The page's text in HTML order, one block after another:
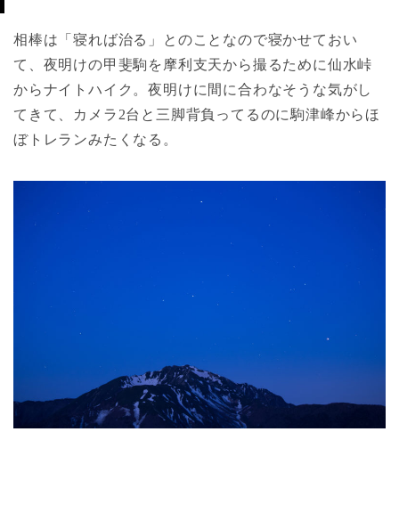
相棒は「寝れば治る」とのことなので寝かせておい
て、夜明けの甲斐駒を摩利支天から撮るために仙水峠
からナイトハイク。夜明けに間に合わなそうな気がし
てきて、カメラ2台と三脚背負ってるのに駒津峰からほ
ぼトレランみたくなる。